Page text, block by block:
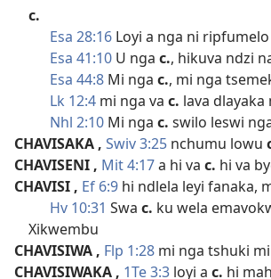
c.
Esa 28:16 Loyi a nga ni
Esa 41:10 U nga c., hikuva ndzi
Esa 44:8 Mi nga c., mi nga
Lk 12:4 mi nga va c. lava dlayaka
Nhl 2:10 Mi nga c. swilo leswi
CHAVISAKA , Swiv 3:25 nchumu lowu
CHAVISENI , Mit 4:17a hi va c. hi va
CHAVISI , Ef 6:9 hi ndlela leyi fanaka,
Hv 10:31 Swa c. ku wela
Xikwembu
CHAVISIWA , Flp 1:28 mi nga tshuki mi
CHAVISIWAKA , 1Te 3:3 loyi a c. hi